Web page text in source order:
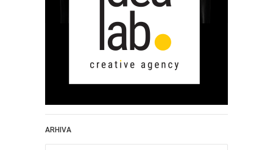
ARHIVA